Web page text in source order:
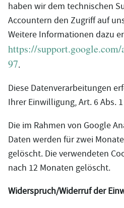
haben wir dem technischen
Accountern den Zugriff auf
Weitere Informationen dazu
https://
97.
Diese Datenverarbeitungen
Ihrer Einwilligung, Art. 6 Abs. 1
Die im Rahmen von Google
Daten werden für zwei
gelöscht. Die verwendeten
nach 12 Monaten gelöscht.
Widerspruch/Widerruf der